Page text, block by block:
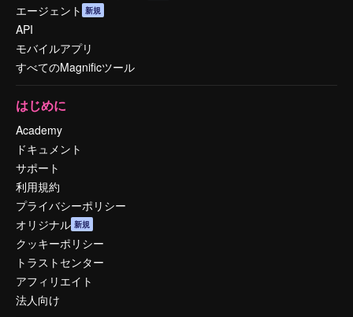
エージェント 新規
API
モバイルアプリ
すべてのMagnificツール
はじめに
Academy
ドキュメント
サポート
利用規約
プライバシーポリシー
オリジナル 新規
クッキーポリシー
トラストセンター
アフィリエイト
法人向け